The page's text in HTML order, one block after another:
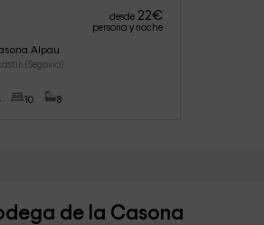
desde 22€
persona y noche
Alpau
(Segovia)
10 8
de la Casona